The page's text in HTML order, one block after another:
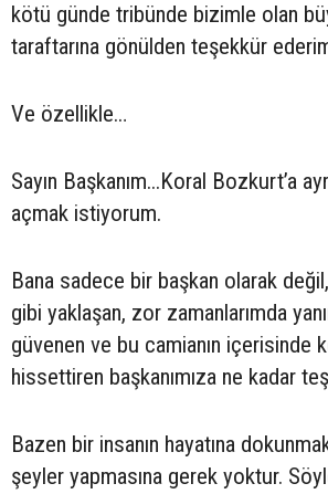
kötü günde tribünde bizimle olan
taraftarına gönülden teşekkür
Ve özellikle…
Sayın Başkanım...Koral Bozkurt’a
açmak istiyorum.
Bana sadece bir başkan olarak
gibi yaklaşan, zor zamanlarımda
güvenen ve bu camianın içerisinde
hissettiren başkanımıza ne kadar
Bazen bir insanın hayatına
şeyler yapmasına gerek yoktur.